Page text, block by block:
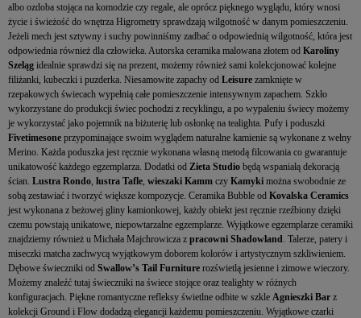
albo ozdoba stojąca na komodzie czy regale, ale oprócz pięknego wyglądu, który wnosi
życie i świeżość do wnętrza Higrometry sprawdzają wilgotność w danym pomieszczeniu.
Jeżeli mech jest sztywny i suchy powinniśmy zadbać o odpowiednią wilgotność, która jest
odpowiednia również dla człowieka. Autorska ceramika malowana złotem od Karoliny
Szeląg idealnie sprawdzi się na prezent, możemy również sami kolekcjonować kolejne
filiżanki, kubeczki i puzderka. Niesamowite zapachy od Leisure zamknięte w
rzepakowych świecach wypełnią całe pomieszczenie intensywnym zapachem. Szkło
wykorzystane do produkcji świec pochodzi z recyklingu, a po wypaleniu świecy możemy
je wykorzystać jako pojemnik na biżuterię lub osłonkę na tealighta. Pufy i poduszki
Fivetimesone przypominające swoim wyglądem naturalne kamienie są wykonane z wełny
Merino. Każda poduszka jest ręcznie wykonana własną metodą filcowania co gwarantuje
unikatowość każdego egzemplarza. Dodatki od Zieta Studio będą wspaniałą dekoracją
ścian. Lustra Rondo, lustra Tafle, wieszaki Kamm czy Kamyki można swobodnie ze
sobą zestawiać i tworzyć większe kompozycje. Ceramika Bubble od Kovalska Ceramics
jest wykonana z beżowej gliny kamionkowej, każdy obiekt jest ręcznie rzeźbiony dzięki
czemu powstają unikatowe, niepowtarzalne egzemplarze. Wyjątkowe egzemplarze ceramiki
znajdziemy również u Michała Majchrowicza z pracowni Shadowland. Talerze, patery i
miseczki matcha zachwycą wyjątkowym doborem kolorów i artystycznym szkliwieniem.
Dębowe świeczniki od Swallow’s Tail Furniture rozświetlą jesienne i zimowe wieczory.
Możemy znaleźć tutaj świeczniki na świece stojące oraz tealighty w różnych
konfiguracjach. Piękne romantyczne refleksy świetlne odbite w szkle Agnieszki Bar z
kolekcji Ground i Flow dodadzą elegancji każdemu pomieszczeniu. Wyjątkowe czarki